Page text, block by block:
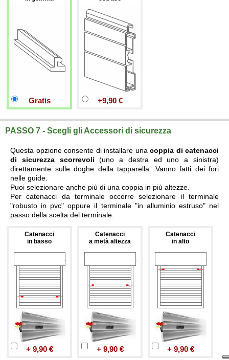
Gratis +9,90 €
PASSO 7 - Scegli gli Accessori di sicurezza
Questa opzione consente di installare una coppia di catenacci
di sicurezza scorrevoli (uno a destra ed uno a sinistra)
direttamente sulle doghe della tapparella. Vanno fatti dei fori
nelle guide.
Puoi selezionare anche più di una coppia in più altezze.
Per catenacci da terminale occorre selezionare il terminale
"robusto in pvc" oppure il terminale "in alluminio estruso" nel
passo della scelta del terminale.
Catenacci
in basso
+ 9,90 €
Catenacci
a metà altezza
+ 9,90 €
Catenacci
in alto
+ 9,90 €